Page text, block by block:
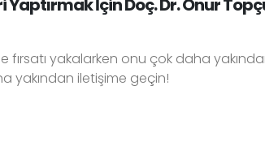
İçin Doç. Dr. Onur
yakalarken onu çok daha
yakından iletişime geçin!